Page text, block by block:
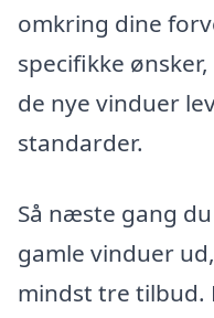
omkring dine
specifikke
de nye vinduer
standarder.
Så næste gang
gamle vinduer
mindst tre tilbud.